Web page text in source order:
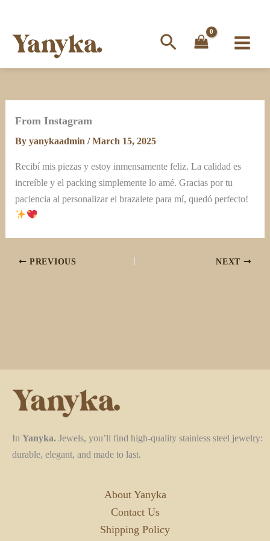
Skip
content
Search
From Instagram
Byyanykaadmin/March 15, 2025
Recibí mis piezas y estoy inmensamente feliz. La calidad es
increíble y el packing simplemente lo amé. Gracias por tu
paciencia al personalizar el brazalete para mí, quedó perfecto!
PREVIOUS NEXT
In Yanyka. Jewels, you’ll find high-quality stainless steel jewelry:
durable, elegant, and made to last.
About Yanyka
Contact Us
Shipping Policy